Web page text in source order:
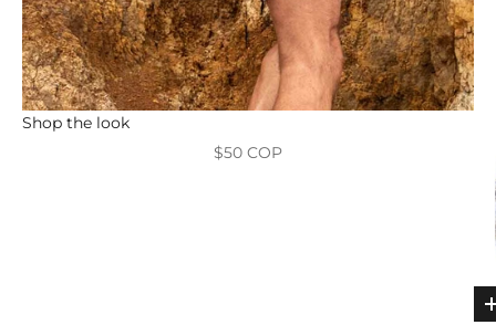
Shop the look
Precio de oferta
$50 COP